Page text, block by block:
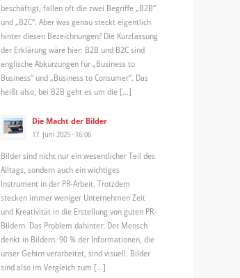
beschäftigt, fallen oft die zwei Begriffe „B2B“
und „B2C“. Aber was genau steckt eigentlich
hinter diesen Bezeichnungen? Die Kurzfassung
der Erklärung wäre hier: B2B und B2C sind
englische Abkürzungen für „Business to
Business“ und „Business to Consumer“. Das
heißt also, bei B2B geht es um die […]
Die Macht der Bilder
17. Juni 2025 - 16:06
Bilder sind nicht nur ein wesentlicher Teil des
Alltags, sondern auch ein wichtiges
Instrument in der PR-Arbeit. Trotzdem
stecken immer weniger Unternehmen Zeit
und Kreativität in die Erstellung von guten PR-
Bildern. Das Problem dahinter: Der Mensch
denkt in Bildern. 90 % der Informationen, die
unser Gehirn verarbeitet, sind visuell. Bilder
sind also im Vergleich zum […]